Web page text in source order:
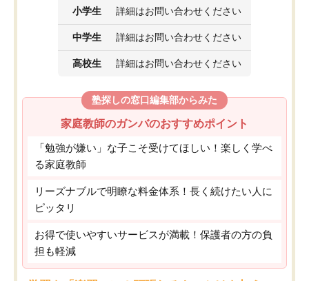
小学生 詳細はお問い合わせください
中学生 詳細はお問い合わせください
高校生 詳細はお問い合わせください
塾探しの窓口編集部からみた
家庭教師のガンバのおすすめポイント
「勉強が嫌い」な子こそ受けてほしい！楽しく学べ
る家庭教師
リーズナブルで明瞭な料金体系！長く続けたい人に
ピッタリ
お得で使いやすいサービスが満載！保護者の方の負
担も軽減